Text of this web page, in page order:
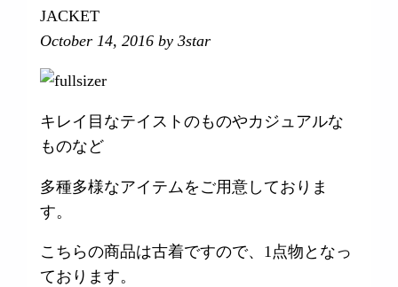
займ на карту онлайн без отказа
JACKET
October 14, 2016 by 3star
キレイ目なテイストのものやカジュアルな
ものなど
多種多様なアイテムをご用意しておりま
す。
こちらの商品は古着ですので、1点物となっ
ております。